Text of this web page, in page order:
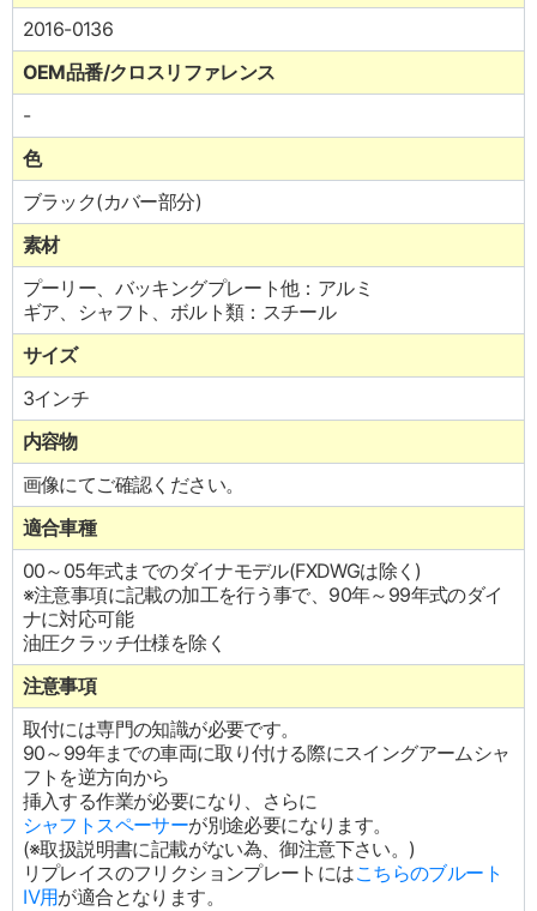
2016-0136
OEM品番/クロスリファレンス
-
色
ブラック(カバー部分)
素材
プーリー、バッキングプレート他：アルミ
ギア、シャフト、ボルト類：スチール
サイズ
3インチ
内容物
画像にてご確認ください。
適合車種
00～05年式までのダイナモデル(FXDWGは除く)
※注意事項に記載の加工を行う事で、90年～99年式のダイ
ナに対応可能
油圧クラッチ仕様を除く
注意事項
取付には専門の知識が必要です。
90～99年までの車両に取り付ける際にスイングアームシャ
フトを逆方向から
挿入する作業が必要になり、さらに
シャフトスペーサーが別途必要になります。
(※取扱説明書に記載がない為、御注意下さい。)
リプレイスのフリクションプレートにはこちらのブルート
Ⅳ用が適合となります。